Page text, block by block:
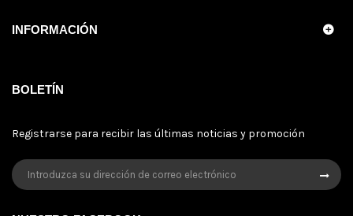
INFORMACIÓN
BOLETÍN
Registrarse para recibir las últimas noticias y promoción